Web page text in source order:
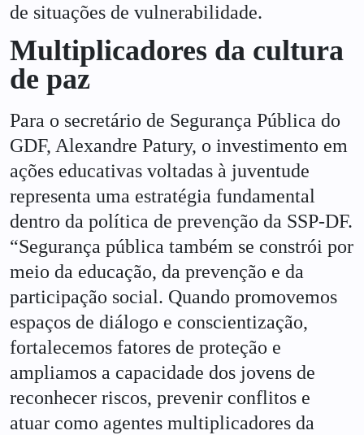
de situações de vulnerabilidade.
Multiplicadores da cultura
de paz
Para o secretário de Segurança Pública do
GDF, Alexandre Patury, o investimento em
ações educativas voltadas à juventude
representa uma estratégia fundamental
dentro da política de prevenção da SSP-DF.
“Segurança pública também se constrói por
meio da educação, da prevenção e da
participação social. Quando promovemos
espaços de diálogo e conscientização,
fortalecemos fatores de proteção e
ampliamos a capacidade dos jovens de
reconhecer riscos, prevenir conflitos e
atuar como agentes multiplicadores da